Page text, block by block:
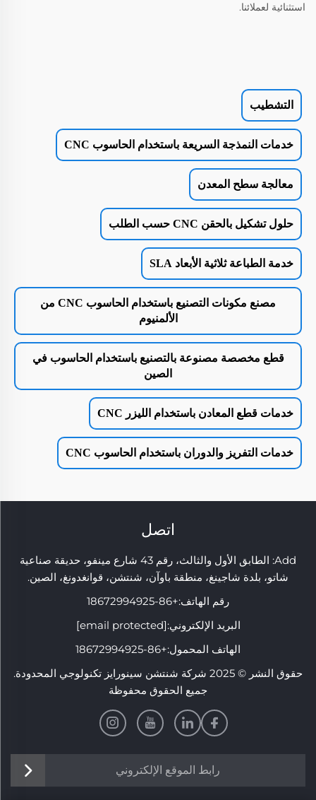
استثنائية لعملائنا.
التشطيب
خدمات النمذجة السريعة باستخدام الحاسوب CNC
معالجة سطح المعدن
حلول تشكيل بالحقن CNC حسب الطلب
خدمة الطباعة ثلاثية الأبعاد SLA
مصنع مكونات التصنيع باستخدام الحاسوب CNC من
الألمنيوم
قطع مخصصة مصنوعة بالتصنيع باستخدام الحاسوب في
الصين
خدمات قطع المعادن باستخدام الليزر CNC
خدمات التفريز والدوران باستخدام الحاسوب CNC
اتصل
Add: الطابق الأول والثالث، رقم 43 شارع مينفو، حديقة صناعية
شاتو، بلدة شاجينغ، منطقة باوآن، شنتشن، قوانغدونغ، الصين.
رقم الهاتف:+86-18672994925
البريد الإلكتروني:[email protected]
الهاتف المحمول:+86-18672994925
حقوق النشر © 2025 شركة شنتشن سينورايز تكنولوجي المحدودة.
جميع الحقوق محفوظة
رابط الموقع الإلكتروني